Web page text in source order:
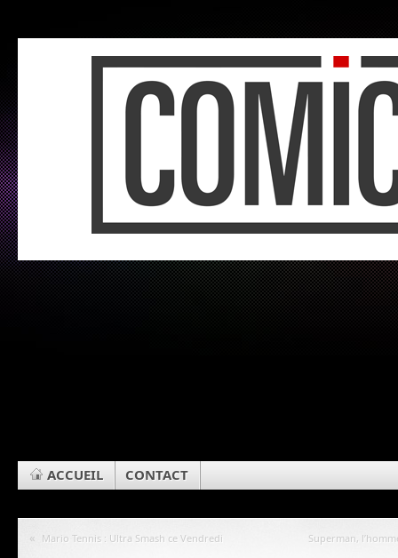
ACCUEIL CONTACT
« Mario Tennis : Ultra Smash ce Vendredi Superman,